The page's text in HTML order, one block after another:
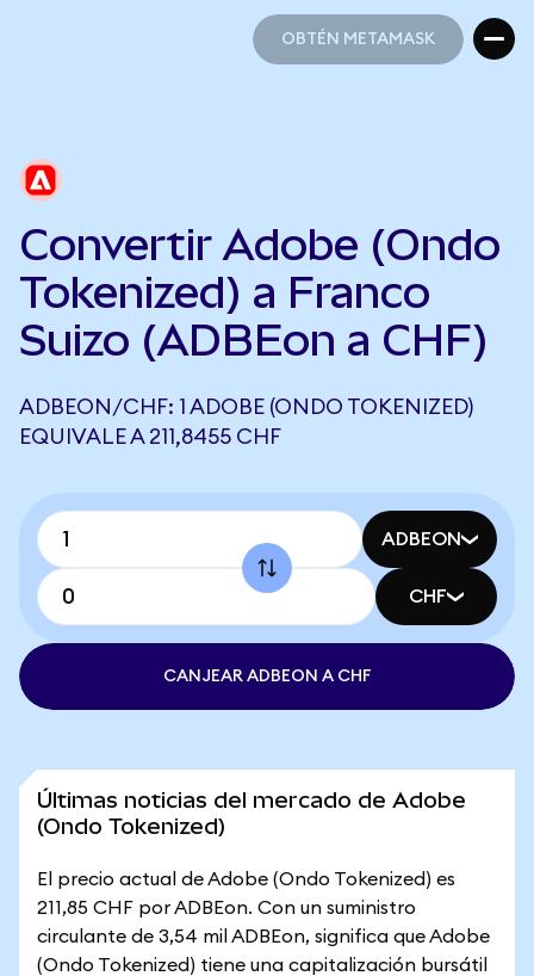
OBTÉN METAMASK
Convertir Adobe (Ondo
Tokenized) a Franco
Suizo (ADBEon a CHF)
ADBEON/CHF: 1 ADOBE (ONDO TOKENIZED)
EQUIVALE A 211,8455 CHF
ADBEON
CHF
CANJEAR ADBEON A CHF
Últimas noticias del mercado de Adobe
(Ondo Tokenized)
El precio actual de Adobe (Ondo Tokenized) es
211,85 CHF por ADBEon. Con un suministro
circulante de 3,54 mil ADBEon, significa que Adobe
(Ondo Tokenized) tiene una capitalización bursátil